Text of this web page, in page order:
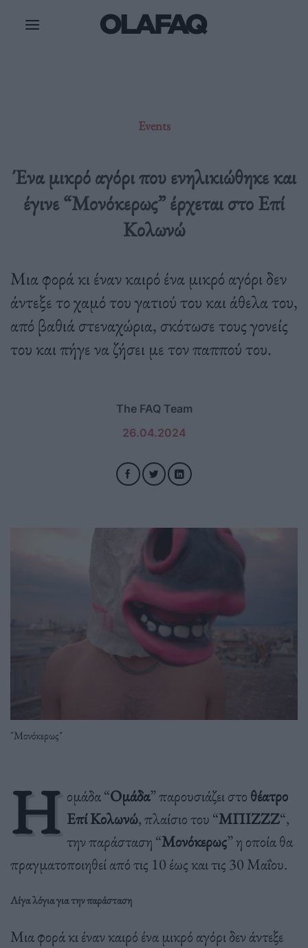
Events
Ένα μικρό αγόρι που ενηλικιώθηκε και
έγινε “Μονόκερως” έρχεται στο Επί
Κολωνώ
Μια φορά κι έναν καιρό ένα μικρό αγόρι δεν
άντεξε το χαμό του γατιού του και άθελα του,
από βαθιά στεναχώρια, σκότωσε τους γονείς
του και πήγε να ζήσει με τον παππού του.
The FAQ Team
26.04.2024
"Μονόκερως"
H ομάδα “Ομάδα” παρουσιάζει στο θέατρο
Επί Κολωνώ, πλαίσιο του “ΜΠΙΖΖΖ“,
την παράσταση “Μονόκερως” η οποία θα
πραγματοποιηθεί από τις 10 έως και τις 30 Μαΐου.
Λίγα λόγια για την παράσταση
Μια φορά κι έναν καιρό ένα μικρό αγόρι δεν άντεξε